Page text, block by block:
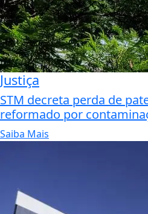
Justiça
STM decreta perda de
reformado por
Saiba Mais